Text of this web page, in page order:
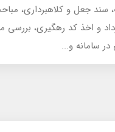
و کلاهبرداری، مباحث
و اخذ کد رهگیری،
سامانه و...